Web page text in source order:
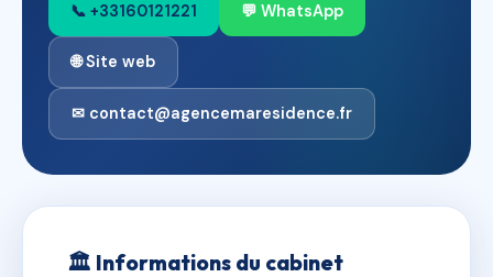
📞 +33160121221 💬 WhatsApp
🌐 Site web
✉ contact@agencemaresidence.fr
🏛 Informations du cabinet